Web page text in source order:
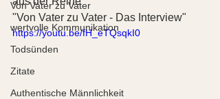
Von Vater zu Vater
wertvolle Kommunikation
Todsünden
Zitate
Authentische Männlichkeit
"Von Vater zu Vater - Das Interview"
https://youtu.be/fH_eTQsqkI0